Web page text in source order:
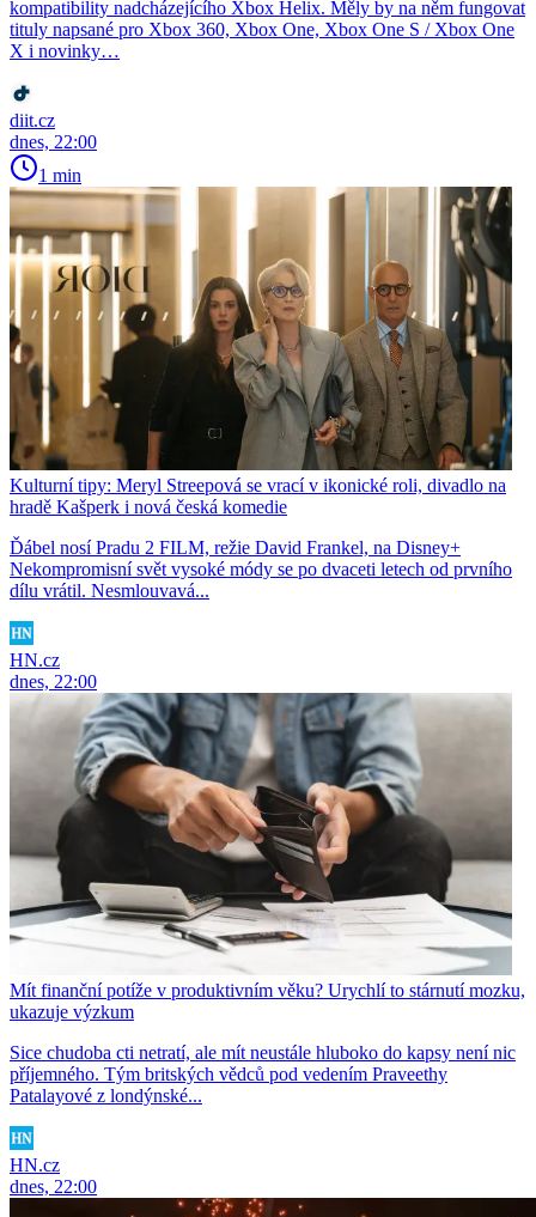
kompatibility nadcházejícího Xbox Helix. Měly by na něm fungovat
tituly napsané pro Xbox 360, Xbox One, Xbox One S / Xbox One
X i novinky…
diit.cz
dnes, 22:00
1 min
Kulturní tipy: Meryl Streepová se vrací v ikonické roli, divadlo na
hradě Kašperk i nová česká komedie
Ďábel nosí Pradu 2 FILM, režie David Frankel, na Disney+
Nekompromisní svět vysoké módy se po dvaceti letech od prvního
dílu vrátil. Nesmlouvavá...
HN.cz
dnes, 22:00
Mít finanční potíže v produktivním věku? Urychlí to stárnutí mozku,
ukazuje výzkum
Sice chudoba cti netratí, ale mít neustále hluboko do kapsy není nic
příjemného. Tým britských vědců pod vedením Praveethy
Patalayové z londýnské...
HN.cz
dnes, 22:00